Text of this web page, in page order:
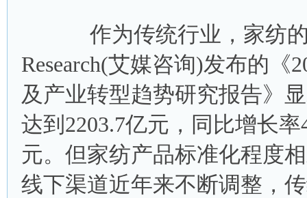
作为传统行业，家纺的
Research(艾媒咨询)发布的《
及产业转型趋势研究报告》
达到2203.7亿元，同比增长
元。但家纺产品标准化程度
线下渠道近年来不断调整，